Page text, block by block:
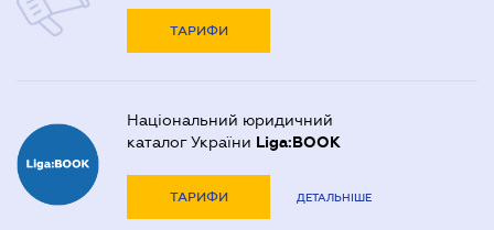
ТАРИФИ
Національний юридичний
каталог України Liga:BOOK
ТАРИФИ ДЕТАЛЬНІШЕ